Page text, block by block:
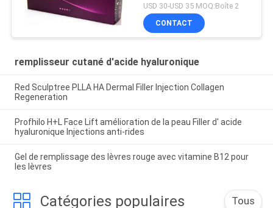
USD 30-USD 35 MOQ:Boîte 2
CONTACT
remplisseur cutané d'acide hyaluronique
Red Sculptree PLLA HA Dermal Filler Injection Collagen
Regeneration
Profhilo H+L Face Lift amélioration de la peau Filler d' acide
hyaluronique Injections anti-rides
Gel de remplissage des lèvres rouge avec vitamine B12 pour
les lèvres
Catégories populaires Tous